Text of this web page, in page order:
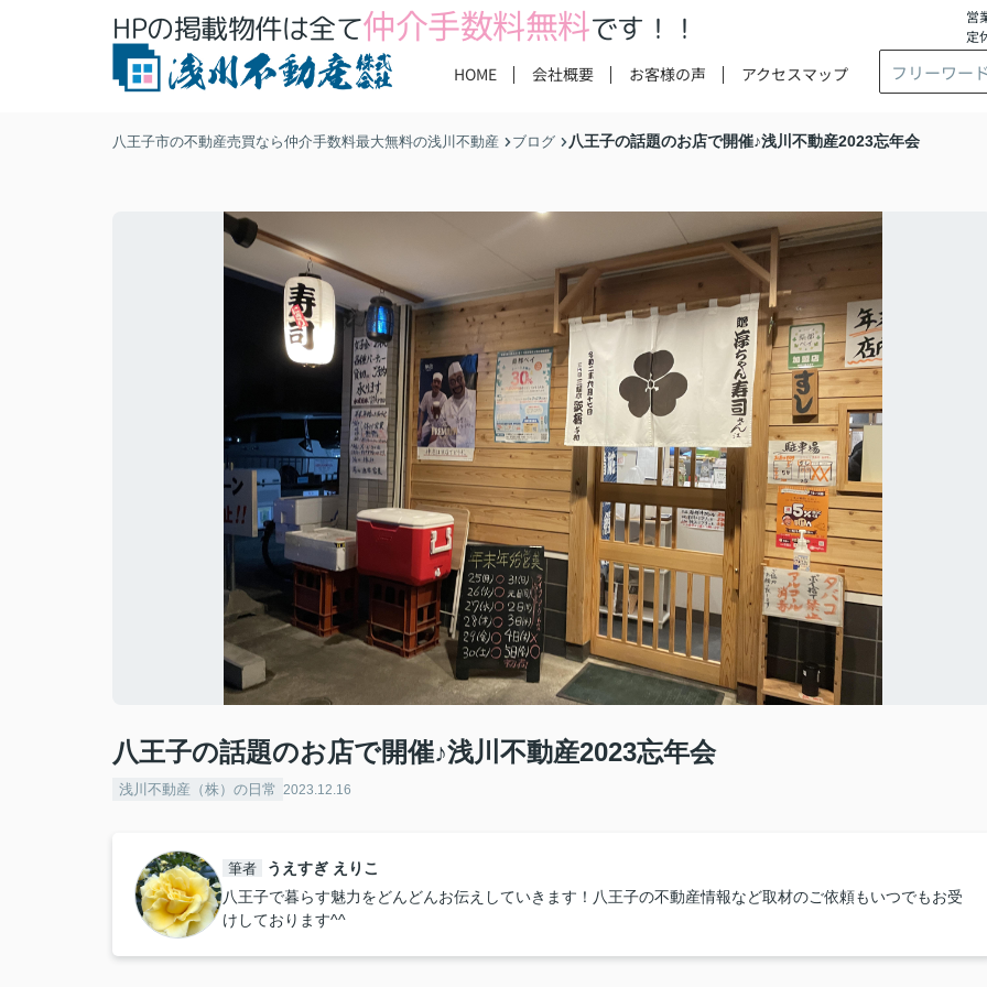
HPの掲載物件は全て仲介手数料無料です！！
営
定
HOME 会社概要 お客様の声 アクセスマップ
八王子市の不動産売買なら仲介手数料最大無料の浅川不動産 ブログ 八王子の話題のお店で開催♪浅川不動産2023忘年会
八王子の話題のお店で開催♪浅川不動産2023忘年会
浅川不動産（株）の日常 2023.12.16
筆者
うえすぎ えりこ
八王子で暮らす魅力をどんどんお伝えしていきます！八王子の不動産情報など取材のご依頼もいつでもお受
けしております^^